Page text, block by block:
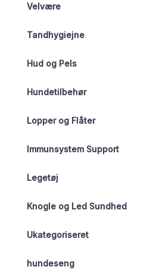
Velvære
Tandhygiejne
Hud og Pels
Hundetilbehør
Lopper og Flåter
Immunsystem Support
Legetøj
Knogle og Led Sundhed
Ukategoriseret
hundeseng